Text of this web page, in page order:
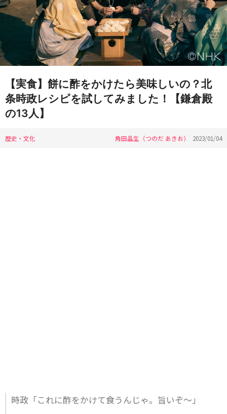
【実食】餅に酢をかけたら美味しいの？北
条時政レシピを試してみました！【鎌倉殿
の13人】
歴史・文化 角田晶生（つのだ あきお） 2023/01/04
時政「これに酢をかけて食うんじゃ。旨いぞ～」